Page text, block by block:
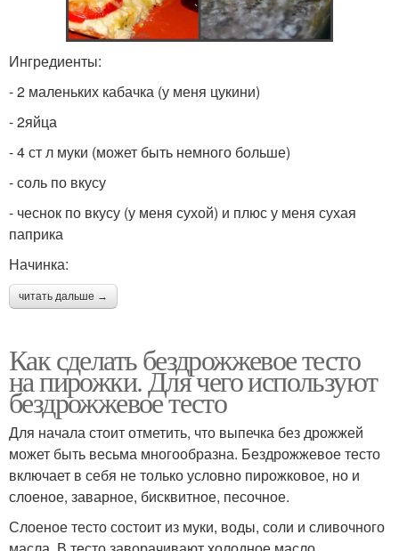
Ингредиенты:
- 2 маленьких кабачка (у меня цукини)
- 2яйца
- 4 ст л муки (может быть немного больше)
- соль по вкусу
- чеснок по вкусу (у меня сухой) и плюс у меня сухая
паприка
Начинка:
читать дальше →
Как сделать бездрожжевое тесто
на пирожки. Для чего используют
бездрожжевое тесто
Для начала стоит отметить, что выпечка без дрожжей
может быть весьма многообразна. Бездрожжевое тесто
включает в себя не только условно пирожковое, но и
слоеное, заварное, бисквитное, песочное.
Слоеное тесто состоит из муки, воды, соли и сливочного